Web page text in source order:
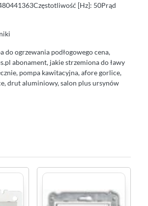
[Hz]: 50Prąd
do ogrzewania podłogowego cena,
abonament, jakie strzemiona do ławy
pompa kawitacyjna, afore gorlice,
drut aluminiowy, salon plus ursynów